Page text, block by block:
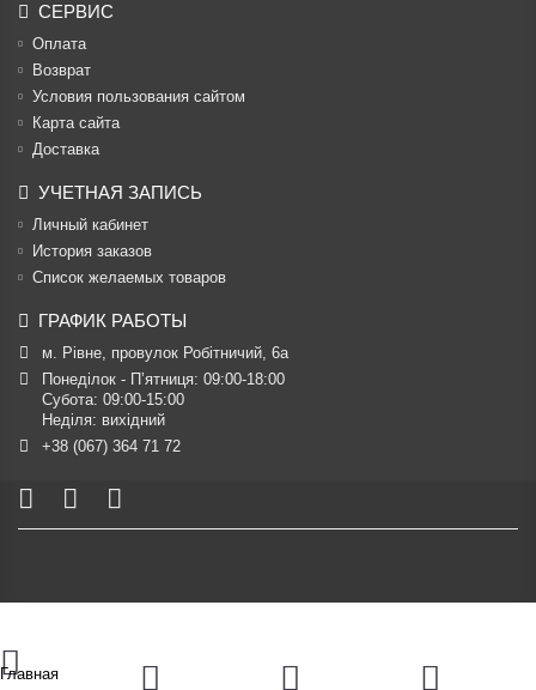
СЕРВИС
Оплата
Возврат
Условия пользования сайтом
Карта сайта
Доставка
УЧЕТНАЯ ЗАПИСЬ
Личный кабинет
История заказов
Список желаемых товаров
ГРАФИК РАБОТЫ
м. Рівне, провулок Робітничий, 6а
Понеділок - П’ятниця: 09:00-18:00
Субота: 09:00-15:00
Неділя: вихідний
+38 (067) 364 71 72
Главная